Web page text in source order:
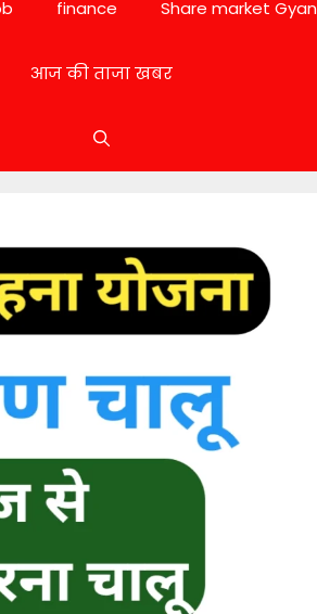
finance Share market Gyan
आज की ताजा खबर